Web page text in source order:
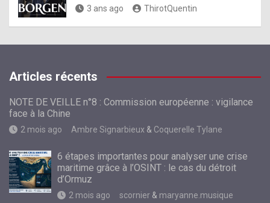
3 ans ago ThirotQuentin
Articles récents
NOTE DE VEILLE n°8 : Commission européenne : vigilance
face à la Chine
2 mois ago Ambre Signarbieux & Coquerelle Tylane
6 étapes importantes pour analyser une crise
maritime grâce à l’OSINT : le cas du détroit
d’Ormuz
2 mois ago scornier & maryanne.musique